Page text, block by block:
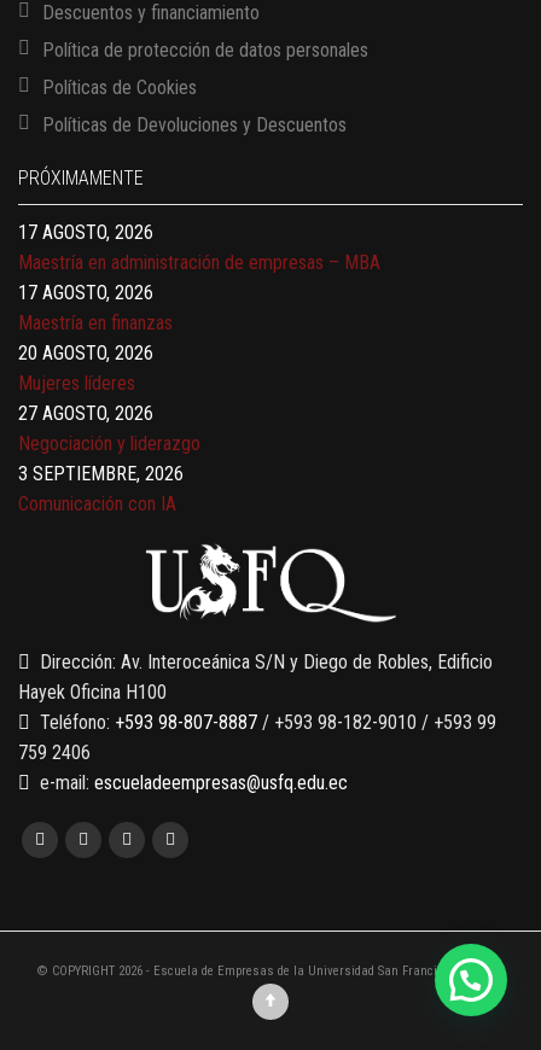
Descuentos y financiamiento
Política de protección de datos personales
Políticas de Cookies
Políticas de Devoluciones y Descuentos
PRÓXIMAMENTE
13 AGOSTO, 2026
17 AGOSTO, 2026
Gerencia de empresas familiares
17 AGOSTO, 2026
Maestría en administración de empresas – MBA
17 AGOSTO, 2026
Maestría en finanzas
20 AGOSTO, 2026
Mujeres líderes
27 AGOSTO, 2026
Negociación y liderazgo
3 SEPTIEMBRE, 2026
Comunicación con IA
Gobernanza de datos
13 AGOSTO, 2026
Finanzas para no financieros
Dirección: Av. Interoceánica S/N y Diego de Robles, Edificio
Hayek Oficina H100
Teléfono: +593 98-807-8887 / +593 98-182-9010 / +593 99
759 2406
e-mail: escueladeempresas@usfq.edu.ec
© COPYRIGHT 2026 - Escuela de Empresas de la Universidad San Francisco de Quito